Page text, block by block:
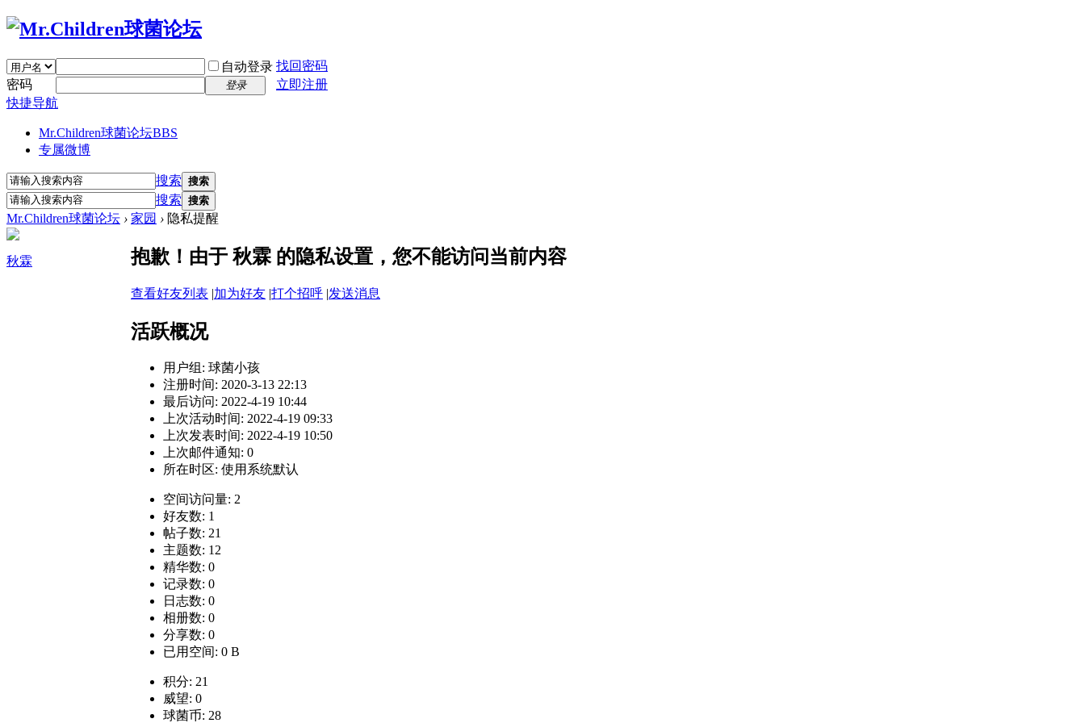
自动登录 找回密码
密码
登录
立即注册
快捷导航
Mr.Children球菌论坛BBS
专属微博
搜索 搜索
搜索 搜索
Mr.Children球菌论坛 › 家园 › 隐私提醒
秋霖 抱歉！由于 秋霖 的隐私设置，您不能访问当前内容
查看好友列表 |加为好友 |打个招呼 |发送消息
活跃概况
用户组: 球菌小孩
注册时间: 2020-3-13 22:13
最后访问: 2022-4-19 10:44
上次活动时间: 2022-4-19 09:33
上次发表时间: 2022-4-19 10:50
上次邮件通知: 0
所在时区: 使用系统默认
空间访问量: 2
好友数: 1
帖子数: 21
主题数: 12
精华数: 0
记录数: 0
日志数: 0
相册数: 0
分享数: 0
已用空间: 0 B
积分: 21
威望: 0
球菌币: 28